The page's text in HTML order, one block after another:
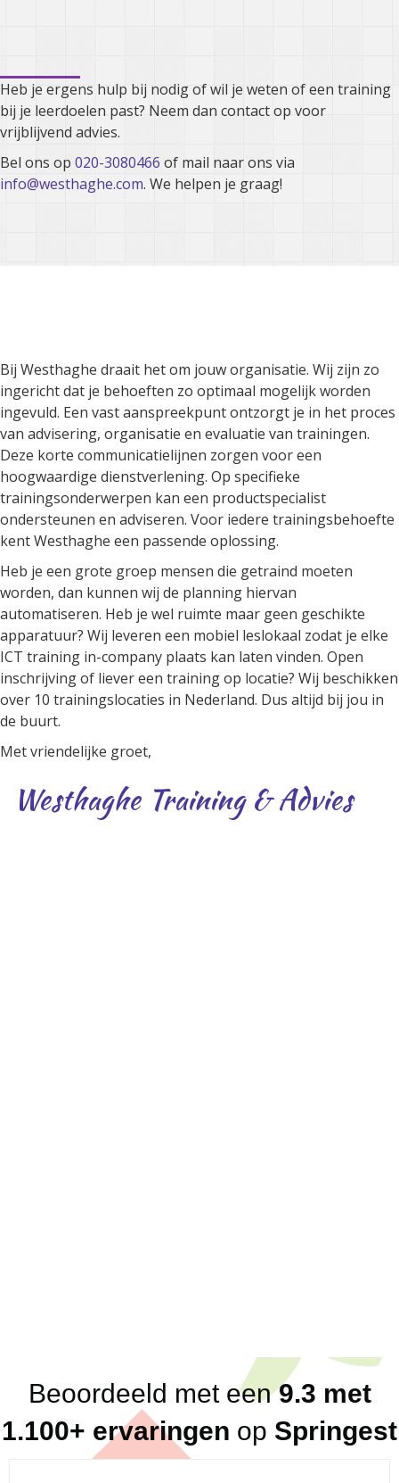
Heb je ergens hulp bij nodig of wil je weten of een training
bij je leerdoelen past? Neem dan contact op voor
vrijblijvend advies.
Bel ons op 020-3080466 of mail naar ons via
info@westhaghe.com. We helpen je graag!
Bij Westhaghe draait het om jouw organisatie. Wij zijn zo
ingericht dat je behoeften zo optimaal mogelijk worden
ingevuld. Een vast aanspreekpunt ontzorgt je in het proces
van advisering, organisatie en evaluatie van trainingen.
Deze korte communicatielijnen zorgen voor een
hoogwaardige dienstverlening. Op specifieke
trainingsonderwerpen kan een productspecialist
ondersteunen en adviseren. Voor iedere trainingsbehoefte
kent Westhaghe een passende oplossing.
Heb je een grote groep mensen die getraind moeten
worden, dan kunnen wij de planning hiervan
automatiseren. Heb je wel ruimte maar geen geschikte
apparatuur? Wij leveren een mobiel leslokaal zodat je elke
ICT training in-company plaats kan laten vinden. Open
inschrijving of liever een training op locatie? Wij beschikken
over 10 trainingslocaties in Nederland. Dus altijd bij jou in
de buurt.
Met vriendelijke groet,
Westhaghe Training & Advies
Beoordeeld met een9.3 met
1.100+ ervaringen op Springest